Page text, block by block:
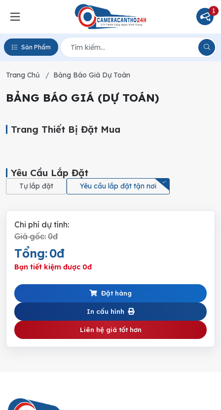
1
Sản Phẩm
Trang Chủ Bảng Báo Giá Dự Toán
BẢNG BÁO GIÁ (DỰ TOÁN)
Trang Thiết Bị Đặt Mua
Yêu Cầu Lắp Đặt
Tự lắp đặt Yêu cầu lắp đặt tận nơi
Chi phí dự tính:
Giá gốc: 0đ
Tổng:0đ
Bạn tiết kiệm được 0đ
Đặt hàng
In cấu hình
Liên hệ giá tốt hơn